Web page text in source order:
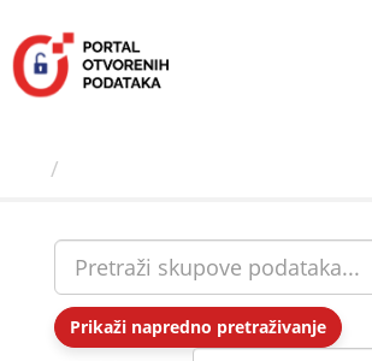
sadržaj
Prikaži napredno pretraživanje